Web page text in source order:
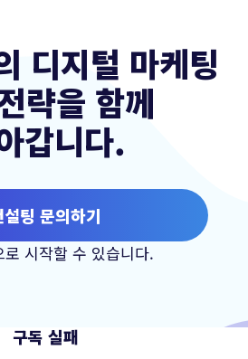
디지털 마케팅
략을 함께
갑니다.
설팅 문의하기
로 시작할 수 있습니다.
구독 실패